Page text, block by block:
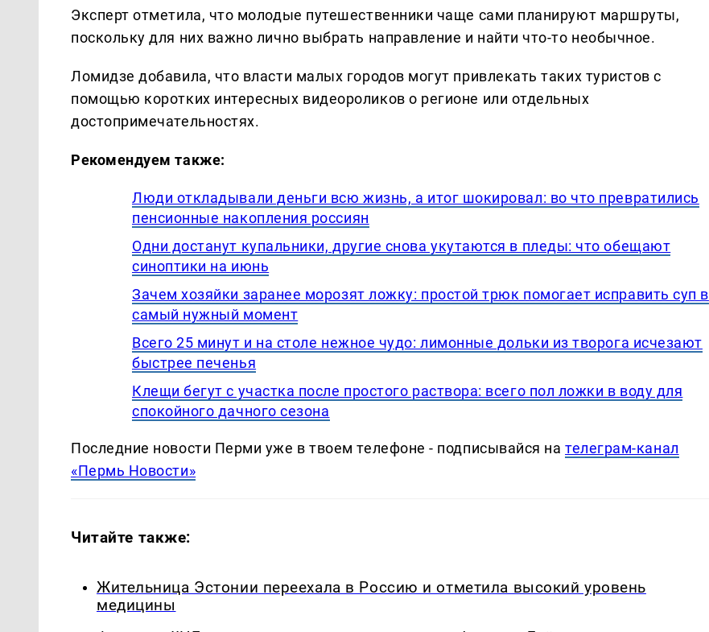
Эксперт отметила, что молодые путешественники чаще сами планируют маршруты,
поскольку для них важно лично выбрать направление и найти что-то необычное.
Ломидзе добавила, что власти малых городов могут привлекать таких туристов с
помощью коротких интересных видеороликов о регионе или отдельных
достопримечательностях.
Рекомендуем также:
Люди откладывали деньги всю жизнь, а итог шокировал: во что превратились
пенсионные накопления россиян
Одни достанут купальники, другие снова укутаются в пледы: что обещают
синоптики на июнь
Зачем хозяйки заранее морозят ложку: простой трюк помогает исправить суп в
самый нужный момент
Всего 25 минут и на столе нежное чудо: лимонные дольки из творога исчезают
быстрее печенья
Клещи бегут с участка после простого раствора: всего пол ложки в воду для
спокойного дачного сезона
Последние новости Перми уже в твоем телефоне - подписывайся нателеграм-канал
«Пермь Новости»
Читайте также:
Жительница Эстонии переехала в Россию и отметила высокий уровень
медицины